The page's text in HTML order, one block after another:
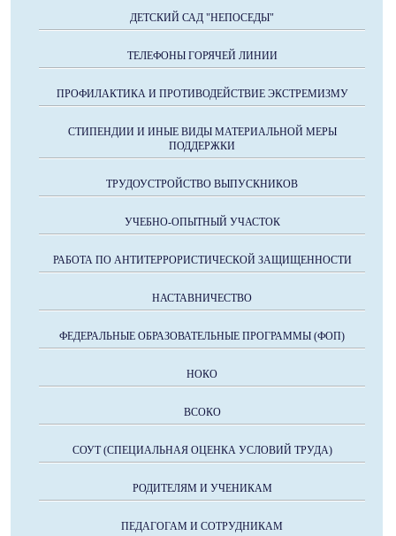
ДЕТСКИЙ САД "НЕПОСЕДЫ"
ТЕЛЕФОНЫ ГОРЯЧЕЙ ЛИНИИ
ПРОФИЛАКТИКА И ПРОТИВОДЕЙСТВИЕ ЭКСТРЕМИЗМУ
СТИПЕНДИИ И ИНЫЕ ВИДЫ МАТЕРИАЛЬНОЙ МЕРЫ
ПОДДЕРЖКИ
ТРУДОУСТРОЙСТВО ВЫПУСКНИКОВ
УЧЕБНО-ОПЫТНЫЙ УЧАСТОК
РАБОТА ПО АНТИТЕРРОРИСТИЧЕСКОЙ ЗАЩИЩЕННОСТИ
НАСТАВНИЧЕСТВО
ФЕДЕРАЛЬНЫЕ ОБРАЗОВАТЕЛЬНЫЕ ПРОГРАММЫ (ФОП)
НОКО
ВСОКО
СОУТ (СПЕЦИАЛЬНАЯ ОЦЕНКА УСЛОВИЙ ТРУДА)
РОДИТЕЛЯМ И УЧЕНИКАМ
ПЕДАГОГАМ И СОТРУДНИКАМ